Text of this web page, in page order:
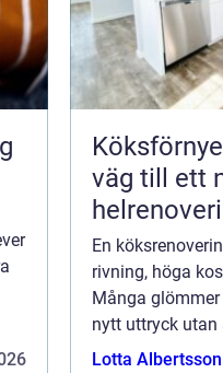
väg till ett
En
rivning, höga
Många
nytt uttryck
Genom
Lotta Albertsson